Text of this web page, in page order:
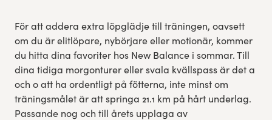
För att addera extra löpglädje till träningen, oavsett
om du är elitlöpare, nybörjare eller motionär, kommer
du hitta dina favoriter hos New Balance i sommar. Till
dina tidiga morgonturer eller svala kvällspass är det a
och o att ha ordentligt på fötterna, inte minst om
träningsmålet är att springa 21.1 km på hårt underlag.
Passande nog och till årets upplaga av
Res, bo, upplev
Hållbarhet
Göteborgsvarvets historia